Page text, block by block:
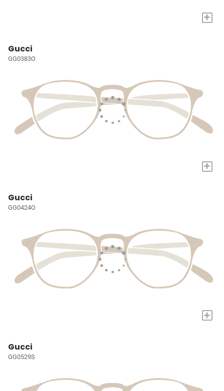
+
Gucci
GG0383O
+
Gucci
GG0424O
+
Gucci
GG0529S